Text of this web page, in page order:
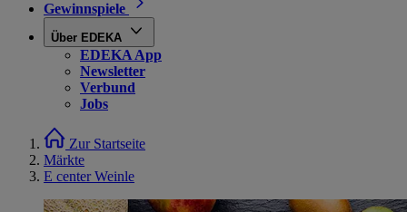
Gewinnspiele
Über EDEKA
EDEKA App
Newsletter
Verbund
Jobs
Zur Startseite
Märkte
E center Weinle